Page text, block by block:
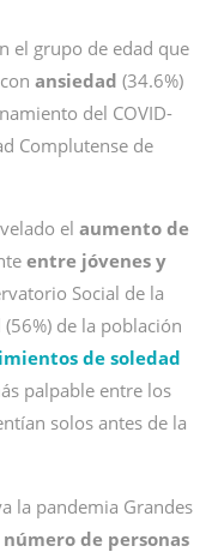
el grupo de edad que
ansiedad (34.6%)
del COVID-
Complutense de
el aumento de
entre jóvenes y
Social de la
(56%) de la población
de soledad
palpable entre los
solos antes de la
la pandemia Grandes
de personas